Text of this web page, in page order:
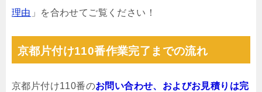
理由 」を合わせてご覧ください！
京都片付け110番作業完了までの流れ
京都片付け110番のお問い合わせ、およびお見積りは完